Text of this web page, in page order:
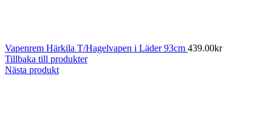
Vapenrem Härkila T/Hagelvapen i Läder 93cm 439.00kr
Tillbaka till produkter
Nästa produkt